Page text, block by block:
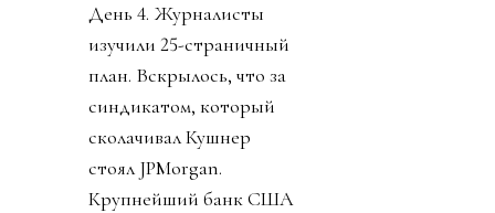
День 4. Журналисты
изучили 25-страничный
план. Вскрылось, что за
синдикатом, который
сколачивал Кушнер
стоял JPMorgan.
Крупнейший банк США